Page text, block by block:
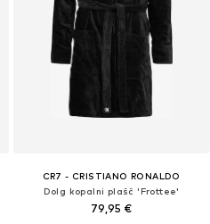
CR7 - CRISTIANO RONALDO
Dolg kopalni plašč 'Frottee'
79,95 €